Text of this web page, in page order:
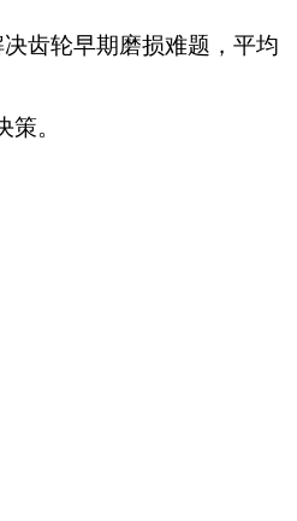
齿轮早期磨损难题，平均
。